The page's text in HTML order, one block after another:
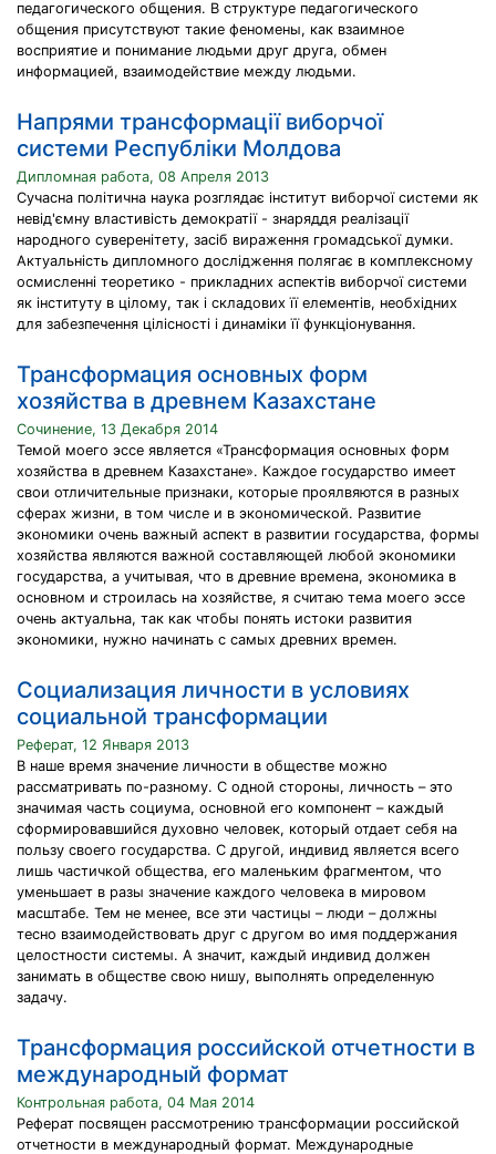
педагогического общения. В структуре педагогического
общения присутствуют такие феномены, как взаимное
восприятие и понимание людьми друг друга, обмен
информацией, взаимодействие между людьми.
Напрями трансформації виборчої
системи Республіки Молдова
Дипломная работа, 08 Апреля 2013
Сучасна політична наука розглядає інститут виборчої системи як
невід'ємну властивість демократії - знаряддя реалізації
народного суверенітету, засіб вираження громадської думки.
Актуальність дипломного дослідження полягає в комплексному
осмисленні теоретико - прикладних аспектів виборчої системи
як інституту в цілому, так і складових її елементів, необхідних
для забезпечення цілісності і динаміки її функціонування.
Трансформация основных форм
хозяйства в древнем Казахстане
Сочинение, 13 Декабря 2014
Темой моего эссе является «Трансформация основных форм
хозяйства в древнем Казахстане». Каждое государство имеет
свои отличительные признаки, которые проялвяются в разных
сферах жизни, в том числе и в экономической. Развитие
экономики очень важный аспект в развитии государства, формы
хозяйства являются важной составляющей любой экономики
государства, а учитывая, что в древние времена, экономика в
основном и строилась на хозяйстве, я считаю тема моего эссе
очень актуальна, так как чтобы понять истоки развития
экономики, нужно начинать с самых древних времен.
Социализация личности в условиях
социальной трансформации
Реферат, 12 Января 2013
В наше время значение личности в обществе можно
рассматривать по-разному. С одной стороны, личность – это
значимая часть социума, основной его компонент – каждый
сформировавшийся духовно человек, который отдает себя на
пользу своего государства. С другой, индивид является всего
лишь частичкой общества, его маленьким фрагментом, что
уменьшает в разы значение каждого человека в мировом
масштабе. Тем не менее, все эти частицы – люди – должны
тесно взаимодействовать друг с другом во имя поддержания
целостности системы. А значит, каждый индивид должен
занимать в обществе свою нишу, выполнять определенную
задачу.
Трансформация российской отчетности в
международный формат
Контрольная работа, 04 Мая 2014
Реферат посвящен рассмотрению трансформации российской
отчетности в международный формат. Международные